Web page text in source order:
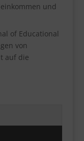
und
of Educational
von
auf die